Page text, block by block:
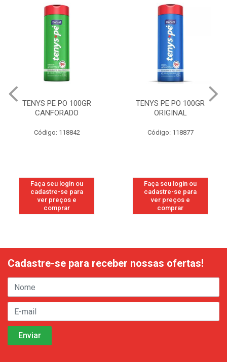
TENYS PE PO 100GR
CANFORADO
Código: 118842
Faça seu login ou
cadastre-se para
ver preços e
comprar
TENYS PE PO 100GR
ORIGINAL
Código: 118877
Faça seu login ou
cadastre-se para
ver preços e
comprar
Cadastre-se para receber nossas ofertas!